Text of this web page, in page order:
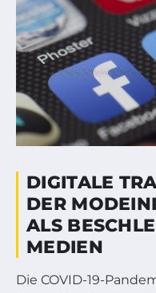
DIGITALE
DER
ALS
MEDIEN
Die COVID-19-